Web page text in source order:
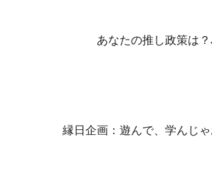
あなたの推し政策は
縁日企画：遊んで、学んじゃ